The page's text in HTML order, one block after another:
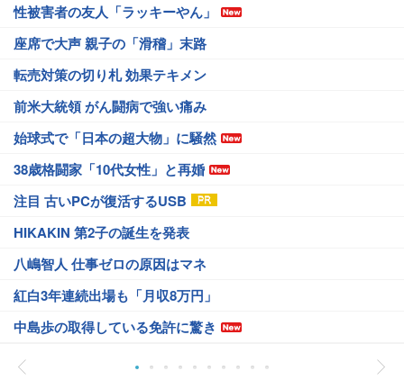
性被害者の友人「ラッキーやん」
座席で大声 親子の「滑稽」末路
転売対策の切り札 効果テキメン
前米大統領 がん闘病で強い痛み
始球式で「日本の超大物」に騒然
38歳格闘家「10代女性」と再婚
注目 古いPCが復活するUSB
HIKAKIN 第2子の誕生を発表
八嶋智人 仕事ゼロの原因はマネ
紅白3年連続出場も「月収8万円」
中島歩の取得している免許に驚き